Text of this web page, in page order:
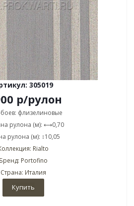
305019
р/рулон
флизелиновые
рулона (м): ⟷0,70
рулона (м): ↕10,05
Rialto
Бренд: Portofino
Страна: Италия
Купить